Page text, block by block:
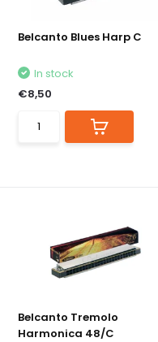
Belcanto Blues Harp C
In stock
€8,50
Belcanto Tremolo
Harmonica 48/C